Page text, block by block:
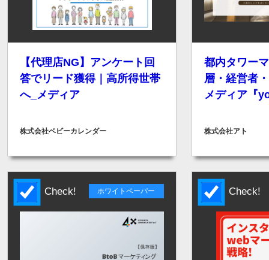
【代理店NG】アンケート回
答でリード獲得｜高所得世帯
へ_メディア
株式会社ベビーカレンダー
都内タワー
層・経営者
メディア『
株式会社アト
ホワイトペーパー
Check! Check!